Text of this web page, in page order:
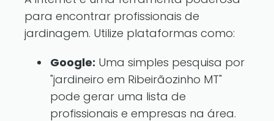
para encontrar profissionais de
jardinagem. Utilize plataformas como:
Google: Uma simples pesquisa por
"jardineiro em Ribeirãozinho MT"
pode gerar uma lista de
profissionais e empresas na área.